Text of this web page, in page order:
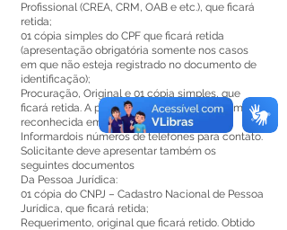
Profissional (CREA, CRM, OAB e etc.), que ficará
retida;
01 cópia simples do CPF que ficará retida
(apresentação obrigatória somente nos casos
em que não esteja registrado no documento de
identificação);
Procuração, Original e 01 cópia simples, que
ficará retida. A procuração deve ser com firma
reconhecida em Cartório;
Informardois números de telefones para contato.
Solicitante deve apresentar também os
seguintes documentos
Da Pessoa Jurídica:
01 cópia do CNPJ – Cadastro Nacional de Pessoa
Jurídica, que ficará retida;
Requerimento, original que ficará retido. Obtido